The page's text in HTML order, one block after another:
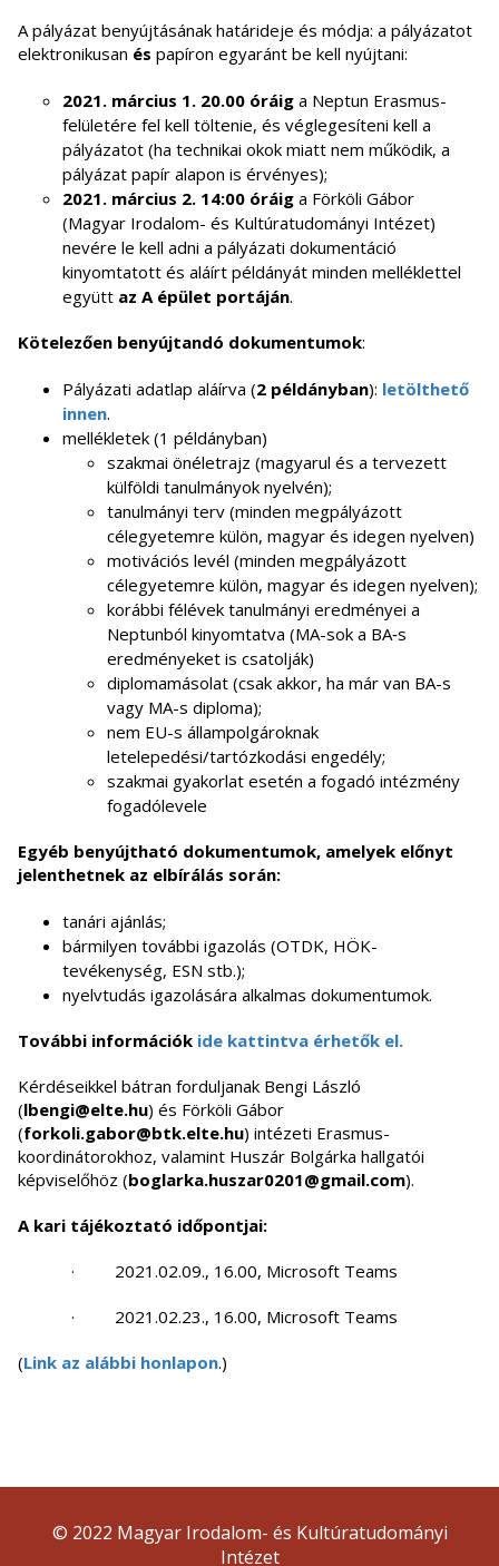
A pályázat benyújtásának határideje és módja: a pályázatot
elektronikusan és papíron egyaránt be kell nyújtani:
2021. március 1. 20.00 óráig a Neptun Erasmus-
felületére fel kell töltenie, és véglegesíteni kell a
pályázatot (ha technikai okok miatt nem működik, a
pályázat papír alapon is érvényes);
2021. március 2. 14:00 óráig a Förköli Gábor
(Magyar Irodalom- és Kultúratudományi Intézet)
nevére le kell adni a pályázati dokumentáció
kinyomtatott és aláírt példányát minden melléklettel
együtt az A épület portáján.
Kötelezően benyújtandó dokumentumok:
Pályázati adatlap aláírva (2 példányban): letölthető
innen.
mellékletek (1 példányban)
szakmai önéletrajz (magyarul és a tervezett
külföldi tanulmányok nyelvén);
tanulmányi terv (minden megpályázott
célegyetemre külön, magyar és idegen nyelven)
motivációs levél (minden megpályázott
célegyetemre külön, magyar és idegen nyelven);
korábbi félévek tanulmányi eredményei a
Neptunból kinyomtatva (MA-sok a BA‑s
eredményeket is csatolják)
diplomamásolat (csak akkor, ha már van BA-s
vagy MA-s diploma);
nem EU-s állampolgároknak
letelepedési/tartózkodási engedély;
szakmai gyakorlat esetén a fogadó intézmény
fogadólevele
Egyéb benyújtható dokumentumok, amelyek előnyt
jelenthetnek az elbírálás során:
tanári ajánlás;
bármilyen további igazolás (OTDK, HÖK-
tevékenység, ESN stb.);
nyelvtudás igazolására alkalmas dokumentumok.
További információk ide kattintva érhetők el.
Kérdéseikkel bátran forduljanak Bengi László
(lbengi@elte.hu) és Förköli Gábor
(forkoli.gabor@btk.elte.hu) intézeti Erasmus-
koordinátorokhoz, valamint Huszár Bolgárka hallgatói
képviselőhöz (boglarka.huszar0201@gmail.com).
A kari tájékoztató időpontjai:
· 2021.02.09., 16.00, Microsoft Teams
· 2021.02.23., 16.00, Microsoft Teams
(Link az alábbi honlapon.)
© 2022 Magyar Irodalom- és Kultúratudományi
Intézet